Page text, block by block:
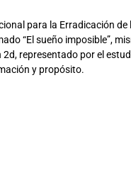
para la Erradicación
“El sueño imposible”,
representado por el
y propósito.